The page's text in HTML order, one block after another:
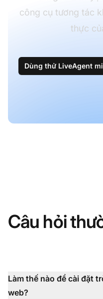
công cụ tương tác
thực
Dùng thử LiveAgent
Câu hỏi
Làm thế nào để cài đặt
web?